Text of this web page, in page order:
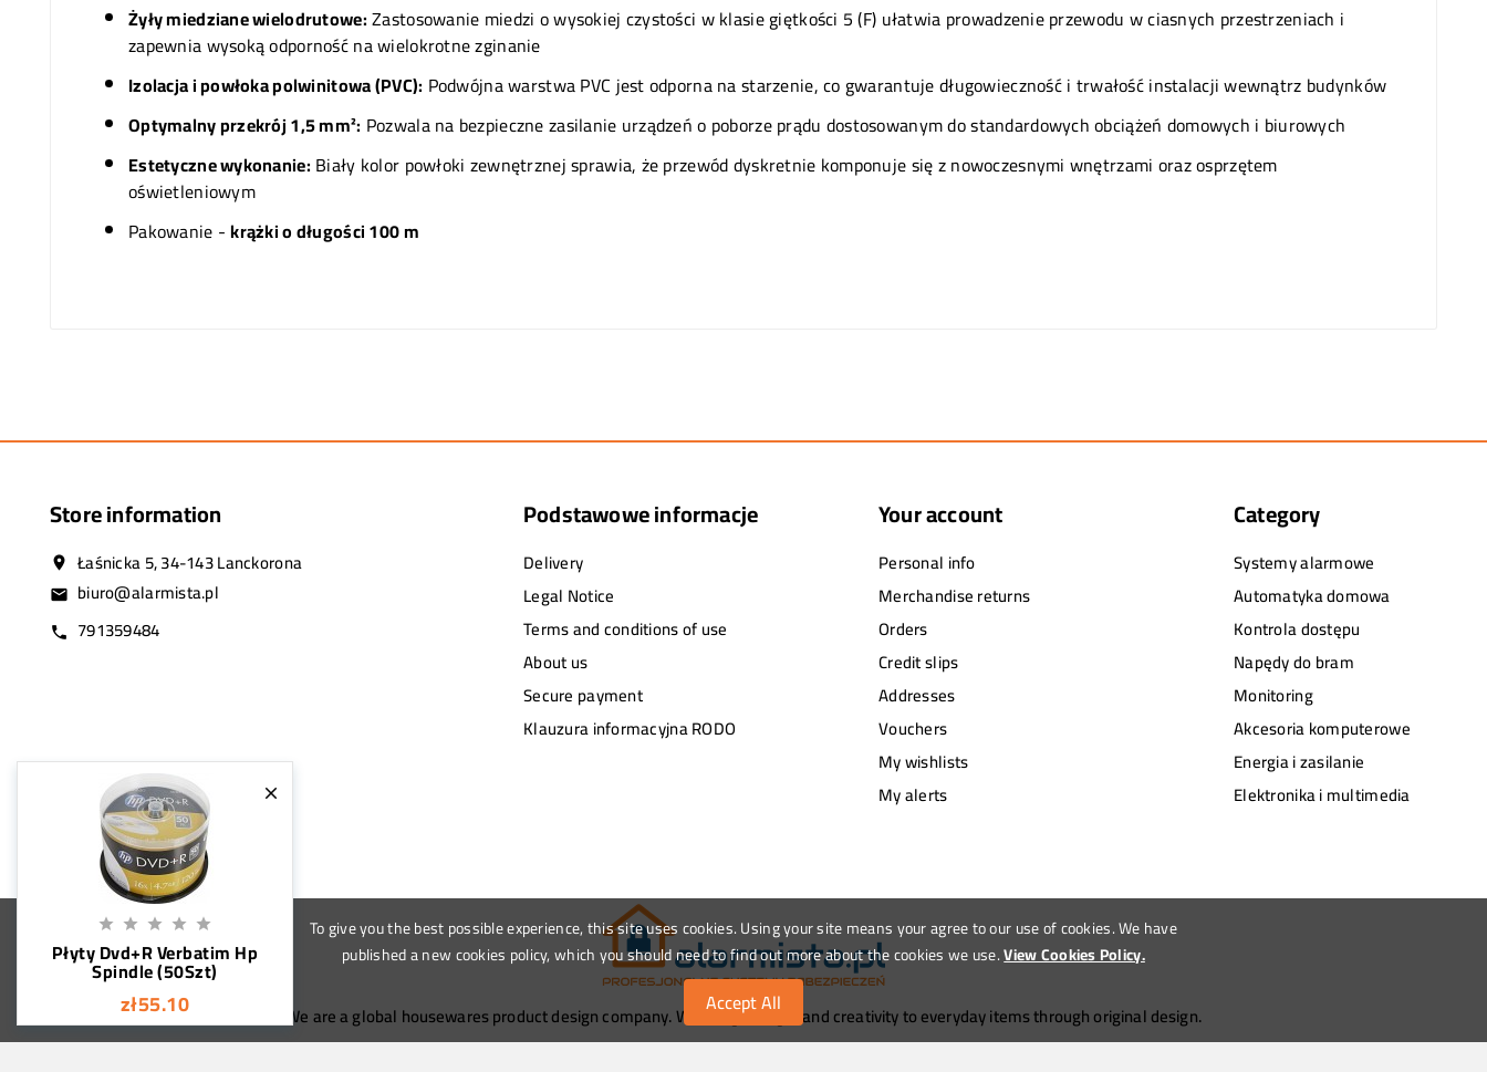
To give you the best possible experience, this site uses cookies. Using your site means your agree to our use of cookies. We have
published a new cookies policy, which you should need to find out more about the cookies we use.View Cookies Policy.
Accept All

    
Płyty Dvd+R Verbatim Hp
Spindle (50Szt)
zł55.10
Żyły miedziane wielodrutowe:Zastosowanie miedzi o wysokiej czystości w klasie giętkości 5 (F) ułatwia prowadzenie przewodu w ciasnych przestrzeniach i
zapewnia wysoką odporność na wielokrotne zginanie
Izolacja i powłoka polwinitowa (PVC): Podwójna warstwa PVC jest odporna na starzenie, co gwarantuje długowieczność i trwałość instalacji wewnątrz budynków
Optymalny przekrój 1,5 mm²: Pozwala na bezpieczne zasilanie urządzeń o poborze prądu dostosowanym do standardowych obciążeń domowych i biurowych
Estetyczne wykonanie: Biały kolor powłoki zewnętrznej sprawia, że przewód dyskretnie komponuje się z nowoczesnymi wnętrzami oraz osprzętem
oświetleniowym
Pakowanie -krążki o długości 100 m
Store information
location_on Łaśnicka 5, 34-143 Lanckorona
email biuro@alarmista.pl
call 791359484
Podstawowe informacje
Delivery
Legal Notice
Terms and conditions of use
About us
Secure payment
Klauzura informacyjna RODO
Your account
Personal info
Merchandise returns
Orders
Credit slips
Addresses
Vouchers
My wishlists
My alerts
Category
Systemy alarmowe
Automatyka domowa
Kontrola dostępu
Napędy do bram
Monitoring
Akcesoria komputerowe
Energia i zasilanie
Elektronika i multimedia
We are a global housewares product design company. We bring thought and creativity to everyday items through original design.